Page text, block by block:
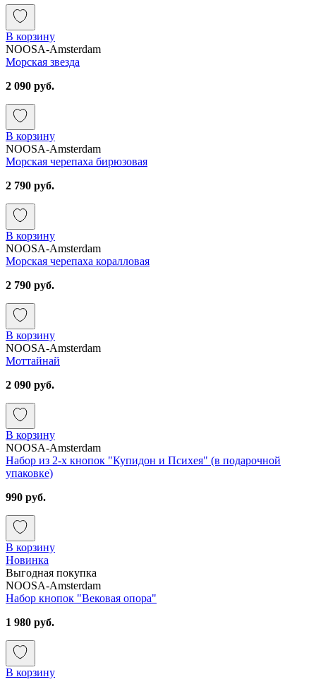
В корзину
NOOSA-Amsterdam
Морская звезда
2 090 руб.
В корзину
NOOSA-Amsterdam
Морская черепаха бирюзовая
2 790 руб.
В корзину
NOOSA-Amsterdam
Морская черепаха коралловая
2 790 руб.
В корзину
NOOSA-Amsterdam
Моттайнай
2 090 руб.
В корзину
NOOSA-Amsterdam
Набор из 2-х кнопок "Купидон и Психея" (в подарочной
упаковке)
990 руб.
В корзину
Новинка
Выгодная покупка
NOOSA-Amsterdam
Набор кнопок "Вековая опора"
1 980 руб.
В корзину